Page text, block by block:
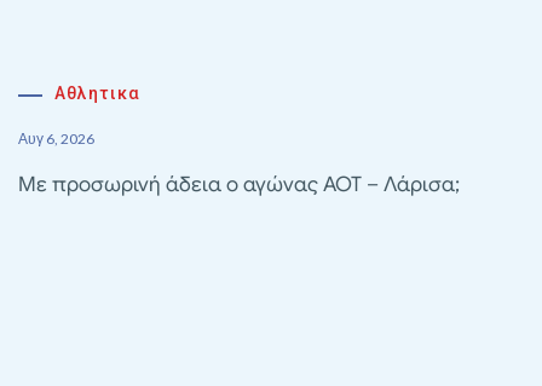
Αθλητικα
Αυγ 6, 2026
Με προσωρινή άδεια ο αγώνας ΑΟΤ – Λάρισα;